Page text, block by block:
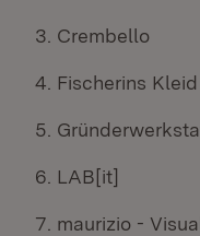
Crembello
Fischerins Kleid
LAB[it]
maurizio -